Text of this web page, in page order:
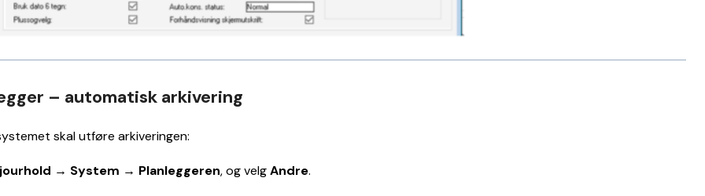
– automatisk arkivering
skal utføre arkiveringen:
→ System → Planleggeren, og velgAndre.